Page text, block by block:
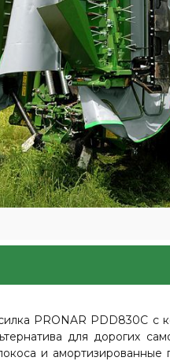
PRONAR PDD830С
для дорогих
и